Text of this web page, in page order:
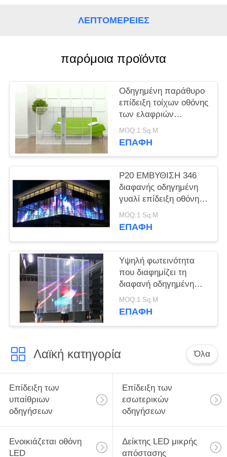
PRIVACY
ΛΕΠΤΟΜΈΡΕΙΕΣ
παρόμοια προϊόντα
Οδηγημένη παράθυρο
επίδειξη τοίχων οθόνης
των ελαφριών
τυποποιημένων
διαφανών οδηγήσεων
MOQ:1 Sq.M
ΕΠΑΦΉ
P20 ΕΜΒΥΘΙΣΗ 346
διαφανής οδηγημένη
γυαλί επίδειξη οθόνης
των υπαίθριων
διαφανών οδηγήσεων
MOQ:1 Sq.M
ΕΠΑΦΉ
Υψηλή φωτεινότητα
που διαφημίζει τη
διαφανή οδηγημένη
επιτροπή 20mm για
τον τοίχο γυαλιού
MOQ:1 Sq.M
ΕΠΑΦΉ
Λαϊκή κατηγορία Όλα
Επίδειξη των
υπαίθριων
οδηγήσεων
Επίδειξη των
εσωτερικών
οδηγήσεων
Ενοικιάζεται οθόνη
LED
Δείκτης LED μικρής
απόστασης